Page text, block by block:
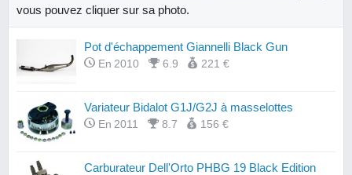
vous pouvez cliquer sur sa photo.
Pot d'échappement Giannelli Black Gun
En 2010 6.9 221 €
Variateur Bidalot G1J/G2J à masselottes
En 2011 8.7 156 €
Carburateur Dell'Orto PHBG 19 Black Edition